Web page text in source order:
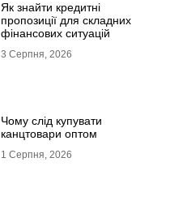
Як знайти кредитні
пропозиції для складних
фінансових ситуацій
3 Серпня, 2026
Чому слід купувати
канцтовари оптом
1 Серпня, 2026